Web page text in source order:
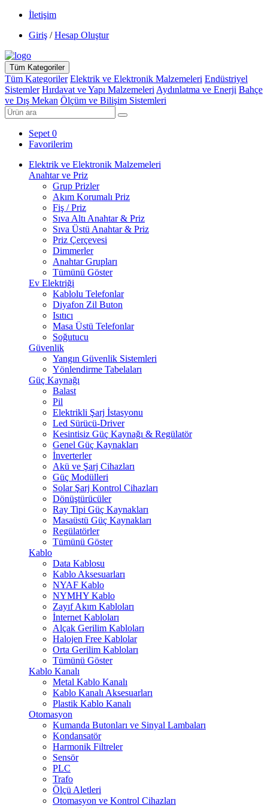
İletişim
Giriş / Hesap Oluştur
Tüm Kategoriler
Tüm Kategoriler Elektrik ve Elektronik Malzemeleri Endüstriyel
Sistemler Hırdavat ve Yapı Malzemeleri Aydınlatma ve Enerji Bahçe
ve Dış Mekan Ölçüm ve Bilişim Sistemleri
Sepet 0
Favorilerim
Elektrik ve Elektronik Malzemeleri
Anahtar ve Priz
Grup Prizler
Akım Korumalı Priz
Fiş / Priz
Sıva Altı Anahtar & Priz
Sıva Üstü Anahtar & Priz
Priz Çerçevesi
Dimmerler
Anahtar Grupları
Tümünü Göster
Ev Elektriği
Kablolu Telefonlar
Diyafon Zil Buton
Isıtıcı
Masa Üstü Telefonlar
Soğutucu
Güvenlik
Yangın Güvenlik Sistemleri
Yönlendirme Tabelaları
Güç Kaynağı
Balast
Pil
Elektrikli Şarj İstasyonu
Led Sürücü-Driver
Kesintisiz Güç Kaynağı & Regülatör
Genel Güç Kaynakları
İnverterler
Akü ve Şarj Cihazları
Güç Modülleri
Solar Şarj Kontrol Cihazları
Dönüştürücüler
Ray Tipi Güç Kaynakları
Masaüstü Güç Kaynakları
Regülatörler
Tümünü Göster
Kablo
Data Kablosu
Kablo Aksesuarları
NYAF Kablo
NYMHY Kablo
Zayıf Akım Kabloları
İnternet Kabloları
Alçak Gerilim Kabloları
Halojen Free Kablolar
Orta Gerilim Kabloları
Tümünü Göster
Kablo Kanalı
Metal Kablo Kanalı
Kablo Kanalı Aksesuarları
Plastik Kablo Kanalı
Otomasyon
Kumanda Butonları ve Sinyal Lambaları
Kondansatör
Harmonik Filtreler
Sensör
PLC
Trafo
Ölçü Aletleri
Otomasyon ve Kontrol Cihazları